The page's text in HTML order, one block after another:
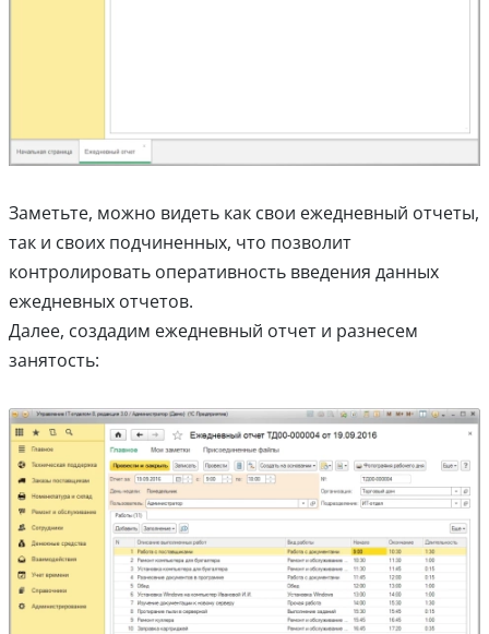
Заметьте, можно видеть как свои ежедневный отчеты,
так и своих подчиненных, что позволит
контролировать оперативность введения данных
ежедневных отчетов.
Далее, создадим ежедневный отчет и разнесем
занятость: